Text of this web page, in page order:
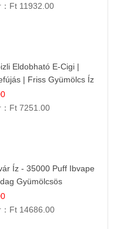
Ft 11932.00
Eldobható E-Cigi |
| Friss Gyümölcs Íz
Ft 7251.00
Íz - 35000 Puff Ibvape
Gyümölcsös
Ft 14686.00